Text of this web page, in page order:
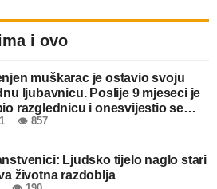
i ovo
muškarac je ostavio svoju
ljubavnicu. Poslije 9 mjeseci je
razglednicu i onesvijestio se
je pročitao šta piše!
👁 857
Ljudsko tijelo naglo stari
životna razdoblja